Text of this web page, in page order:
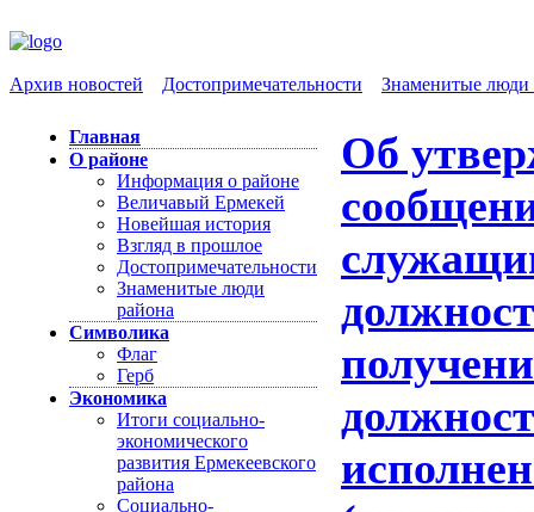
Архив новостей Достопримечательности Знаменитые люди
Главная
О районе
Информация о районе
Величавый Ермекей
Новейшая история
Взгляд в прошлое
Достопримечательности
Знаменитые люди
района
Символика
Флаг
Герб
Экономика
Итоги социально-
экономического
развития Ермекеевского
района
Социально-
Об